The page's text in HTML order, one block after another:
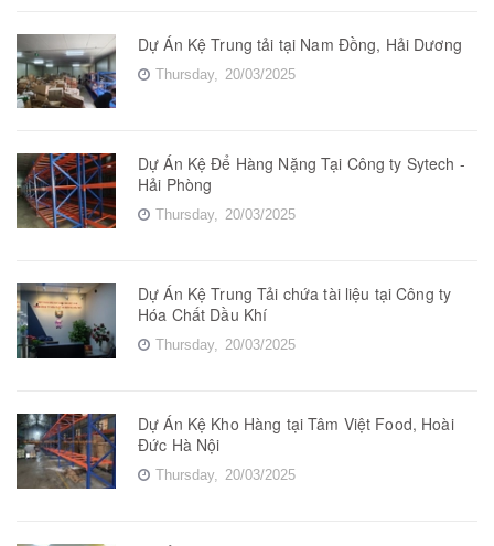
Dự Án Kệ Trung tải tại Nam Đồng, Hải Dương
Thursday, 20/03/2025
Dự Án Kệ Để Hàng Nặng Tại Công ty Sytech -
Hải Phòng
Thursday, 20/03/2025
Dự Án Kệ Trung Tải chứa tài liệu tại Công ty
Hóa Chất Dầu Khí
Thursday, 20/03/2025
Dự Án Kệ Kho Hàng tại Tâm Việt Food, Hoài
Đức Hà Nội
Thursday, 20/03/2025